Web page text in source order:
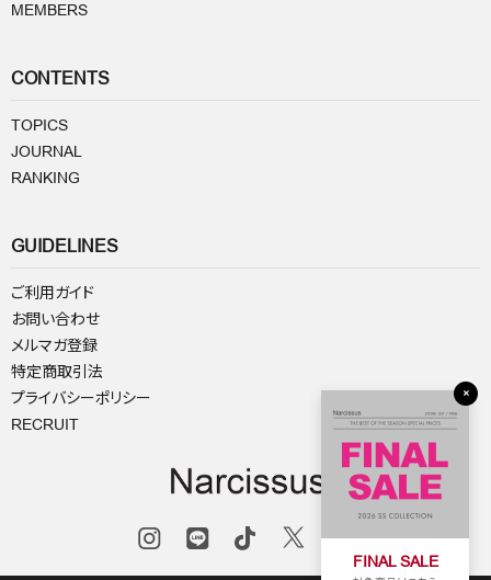
FINAL SALE
×
MEMBERS
CONTENTS
TOPICS
JOURNAL
RANKING
GUIDELINES
ご利用ガイド
お問い合わせ
メルマガ登録
特定商取引法
プライバシーポリシー
RECRUIT